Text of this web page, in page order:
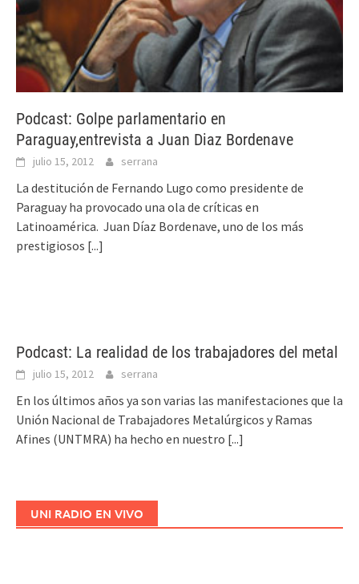
Podcast: Golpe parlamentario en
Paraguay,entrevista a Juan Diaz Bordenave
julio 15, 2012 serrana
La destitución de Fernando Lugo como presidente de
Paraguay ha provocado una ola de críticas en
Latinoamérica. Juan Díaz Bordenave, uno de los más
prestigiosos [...]
Podcast: La realidad de los trabajadores del metal
julio 15, 2012 serrana
En los últimos años ya son varias las manifestaciones que la
Unión Nacional de Trabajadores Metalúrgicos y Ramas
Afines (UNTMRA) ha hecho en nuestro [...]
UNI RADIO EN VIVO